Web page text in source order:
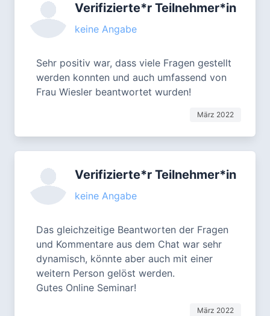
Verifizierte*r Teilnehmer*in
keine Angabe
Sehr positiv war, dass viele Fragen gestellt
werden konnten und auch umfassend von
Frau Wiesler beantwortet wurden!
März 2022
Verifizierte*r Teilnehmer*in
keine Angabe
Das gleichzeitige Beantworten der Fragen
und Kommentare aus dem Chat war sehr
dynamisch, könnte aber auch mit einer
weitern Person gelöst werden.
Gutes Online Seminar!
März 2022